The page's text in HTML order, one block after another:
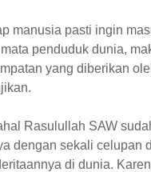
manusia pasti ingin
penduduk dunia,
yang diberikan
Rasulullah SAW
dengan sekali celupan
di dunia.